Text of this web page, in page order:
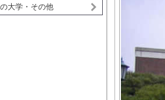
大学・その他